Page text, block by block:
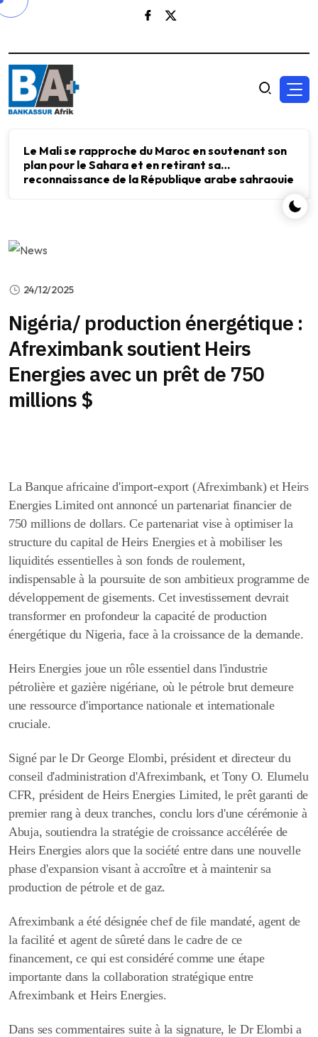
Le Mali se rapproche du Maroc en soutenant son
plan pour le Sahara et en retirant sa
reconnaissance de la République arabe sahraouie
24/12/2025
Nigéria/ production énergétique :
Afreximbank soutient Heirs
Energies avec un prêt de 750
millions $
La Banque africaine d'import-export (Afreximbank) et Heirs
Energies Limited ont annoncé un partenariat financier de
750 millions de dollars. Ce partenariat vise à optimiser la
structure du capital de Heirs Energies et à mobiliser les
liquidités essentielles à son fonds de roulement,
indispensable à la poursuite de son ambitieux programme de
développement de gisements. Cet investissement devrait
transformer en profondeur la capacité de production
énergétique du Nigeria, face à la croissance de la demande.
Heirs Energies joue un rôle essentiel dans l'industrie
pétrolière et gazière nigériane, où le pétrole brut demeure
une ressource d'importance nationale et internationale
cruciale.
Signé par le Dr George Elombi, président et directeur du
conseil d'administration d'Afreximbank, et Tony O. Elumelu
CFR, président de Heirs Energies Limited, le prêt garanti de
premier rang à deux tranches, conclu lors d'une cérémonie à
Abuja, soutiendra la stratégie de croissance accélérée de
Heirs Energies alors que la société entre dans une nouvelle
phase d'expansion visant à accroître et à maintenir sa
production de pétrole et de gaz.
Afreximbank a été désignée chef de file mandaté, agent de
la facilité et agent de sûreté dans le cadre de ce
financement, ce qui est considéré comme une étape
importante dans la collaboration stratégique entre
Afreximbank et Heirs Energies.
Dans ses commentaires suite à la signature, le Dr Elombi a